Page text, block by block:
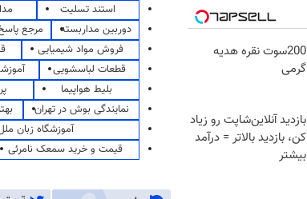
200سوت نقره هدیه
گرمی
بازدید آنلاین‌شاپت رو زیاد
کن، بازدید بالاتر = درآمد
بیشتر
استند تسلیت
دوربین مداربسته
مرجع
فروش مواد شیمیایی
قطعات لباسشویی
بلیط هواپیما
نمایندگی بوش در تهران
آموزشگاه زبان
قیمت و خرید سمعک نامرئی